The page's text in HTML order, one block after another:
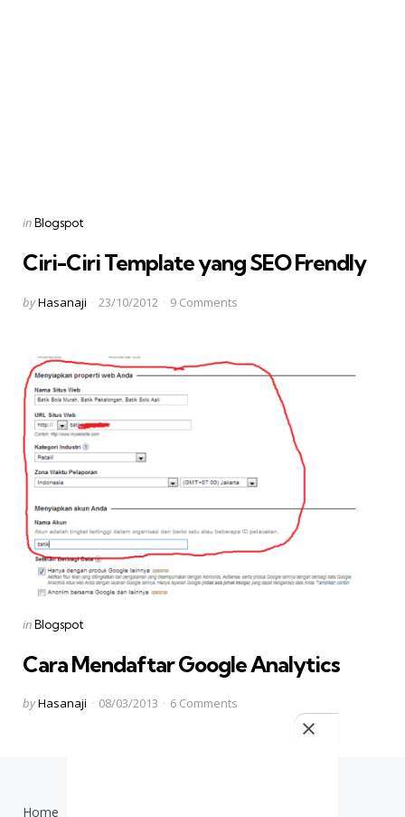
Categories
Posted
inBlogspot
Ciri-Ciri Template yang SEO Frendly
Posted
byHasanaji 23/10/2012 9 Comments
Categories
Posted
inBlogspot
Cara Mendaftar Google Analytics
Posted
byHasanaji 08/03/2013 6 Comments
Home